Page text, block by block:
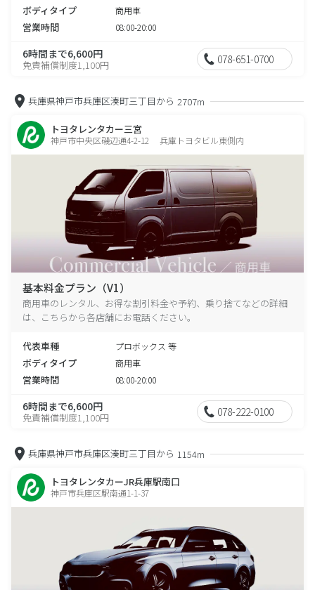
ボディタイプ 商用車
営業時間 08:00-20:00
6時間まで6,600円
免責補償制度1,100円 078-651-0700
兵庫県神戸市兵庫区湊町三丁目から 2707m
トヨタレンタカー三宮
神戸市中央区磯辺通4-2-12 兵庫トヨタビル東側内
基本料金プラン（V1）
商用車のレンタル、お得な割引料金や予約、乗り捨てなどの詳細
は、こちらから各店舗にお電話ください。
代表車種 プロボックス 等
ボディタイプ 商用車
営業時間 08:00-20:00
6時間まで6,600円
免責補償制度1,100円 078-222-0100
兵庫県神戸市兵庫区湊町三丁目から 1154m
トヨタレンタカーJR兵庫駅南口
神戸市兵庫区駅南通1-1-37